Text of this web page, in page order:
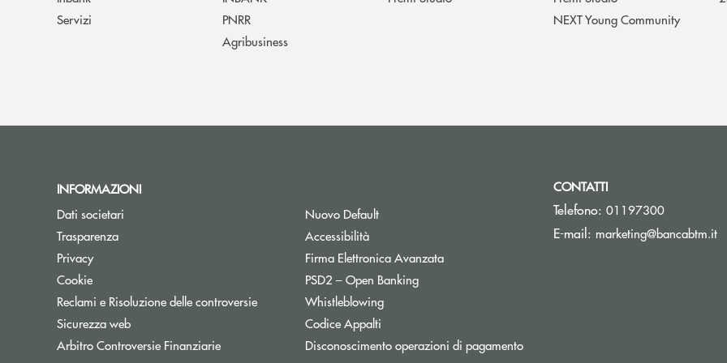
Servizi
PNRR
Agribusiness
NEXT Young Community
INFORMAZIONI
Dati societari
Trasparenza
Privacy
Cookie
Reclami e Risoluzione delle controversie
Sicurezza web
Arbitro Controversie FinanziarieApre una nuova finestra
Nuovo DefaultApre una nuova finestra
Accessibilità
Firma Elettronica AvanzataApre una nuova finestra
PSD2 – Open BankingApre una nuova finestra
WhistleblowingApre una nuova finestra
Codice Appalti
Disconoscimento operazioni di pagamento
CONTATTI
Telefono: 01197300
E-mail: marketing@bancabtm.it